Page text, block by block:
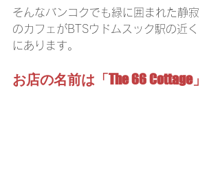
そんなバンコクでも緑に囲まれた静寂
のカフェがBTSウドムスック駅の近く
にあります。
お店の名前は「The 66 Cottage」